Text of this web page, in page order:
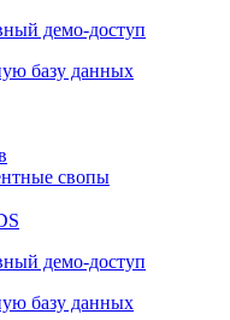
базу данных
свопы